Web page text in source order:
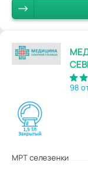
98
МРТ селезенки